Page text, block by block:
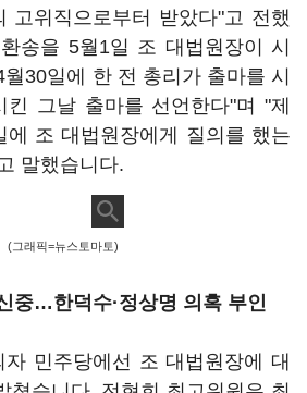
고위직으로부터 받았다"고 전했
송을 5월1일 조 대법원장이 시
30일에 한 전 총리가 출마를 시
그날 출마를 선언한다"며 "제
에 조 대법원장에게 질의를 했는
말했습니다.
(그래픽=뉴스토마토)
중…한덕수·정상명 의혹 부인
민주당에선 조 대법원장에 대